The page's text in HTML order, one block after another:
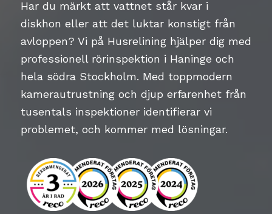
Har du märkt att vattnet står kvar i
diskhon eller att det luktar konstigt från
avloppen? Vi på Husrelining hjälper dig med
professionell rörinspektion i Haninge och
hela södra Stockholm. Med toppmodern
kamerautrustning och djup erfarenhet från
tusentals inspektioner identifierar vi
problemet, och kommer med lösningar.